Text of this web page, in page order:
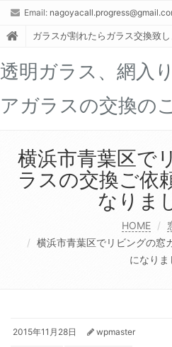
Email:
ガラスが割れたらガラス交換致
透明ガラス、網入
アガラスの交換の
横浜市青葉区で
ラスの交換ご依
なりま
HOME
横浜市青葉区でリビングの窓
になりま
2015年11月28日 wpmaster